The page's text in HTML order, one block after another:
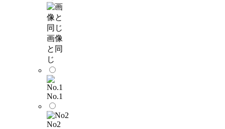
画像
と同
じ
No.1
No2